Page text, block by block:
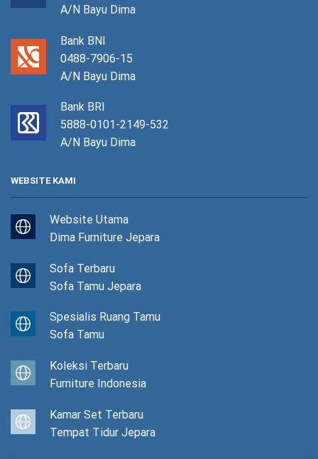
A/N Bayu Dima
Bank BNI
0488-7906-15
A/N Bayu Dima
Bank BRI
5888-0101-2149-532
A/N Bayu Dima
WEBSITE KAMI
Website Utama
Dima Furniture Jepara
Sofa Terbaru
Sofa Tamu Jepara
Spesialis Ruang Tamu
Sofa Tamu
Koleksi Terbaru
Furniture Indonesia
Kamar Set Terbaru
Tempat Tidur Jepara